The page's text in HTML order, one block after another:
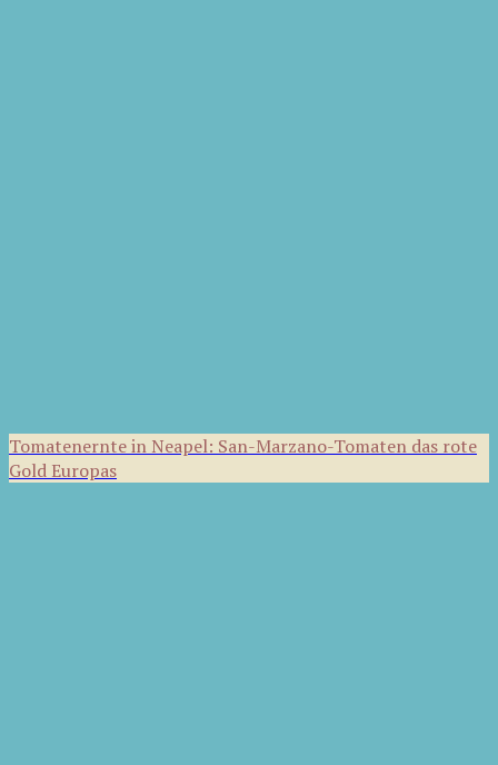
Tomatenernte in Neapel: San-Marzano-Tomaten das rote
Gold Europas